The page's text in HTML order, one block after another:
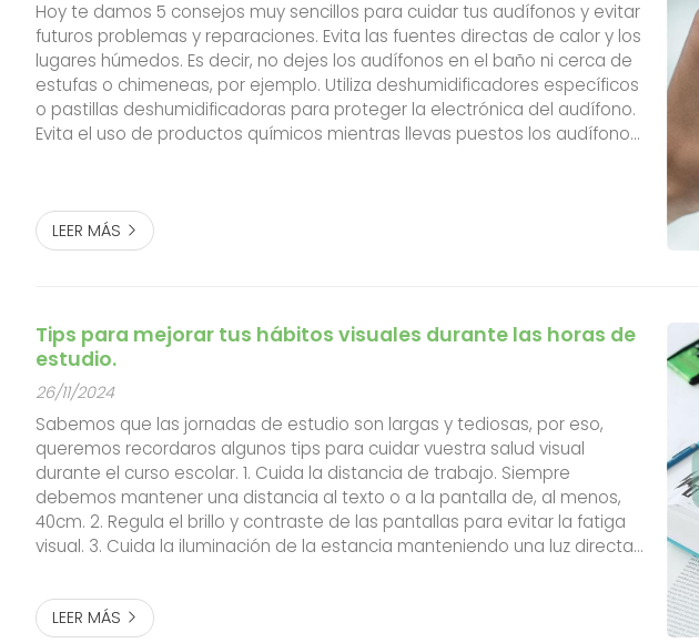
Hoy te damos 5 consejos muy sencillos para cuidar tus audífonos y evitar
futuros problemas y reparaciones. Evita las fuentes directas de calor y los
lugares húmedos. Es decir, no dejes los audífonos en el baño ni cerca de
estufas o chimeneas, por ejemplo. Utiliza deshumidificadores específicos
o pastillas deshumidificadoras para proteger la electrónica del audífono.
Evita el uso de productos químicos mientras llevas puestos los audífonos.
LEER MÁS
Tips para mejorar tus hábitos visuales durante las horas de
estudio.
26/11/2024
Sabemos que las jornadas de estudio son largas y tediosas, por eso,
queremos recordaros algunos tips para cuidar vuestra salud visual
durante el curso escolar. 1. Cuida la distancia de trabajo. Siempre
debemos mantener una distancia al texto o a la pantalla de, al menos,
40cm. 2. Regula el brillo y contraste de las pantallas para evitar la fatiga
visual. 3. Cuida la iluminación de la estancia manteniendo una luz directa
LEER MÁS